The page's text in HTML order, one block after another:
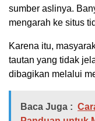
sumber aslinya.
mengarah ke situs
Karena itu,
tautan yang tidak
dibagikan melalui
Baca Juga :